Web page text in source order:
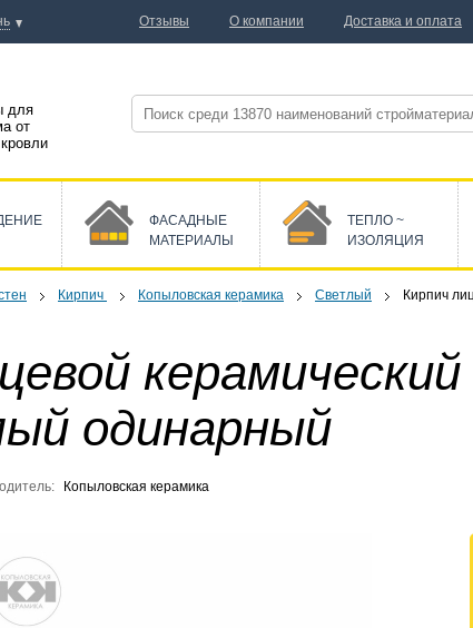
Кирпич Копыловская керамика Светлый Кирпич
одинарный
Копыловская керамика
для
от
ФАСАДНЫЕ
МАТЕРИАЛЫ
ТЕПЛО ~
ИЗОЛЯЦИЯ
Отзывы О компании Доставка и оплата